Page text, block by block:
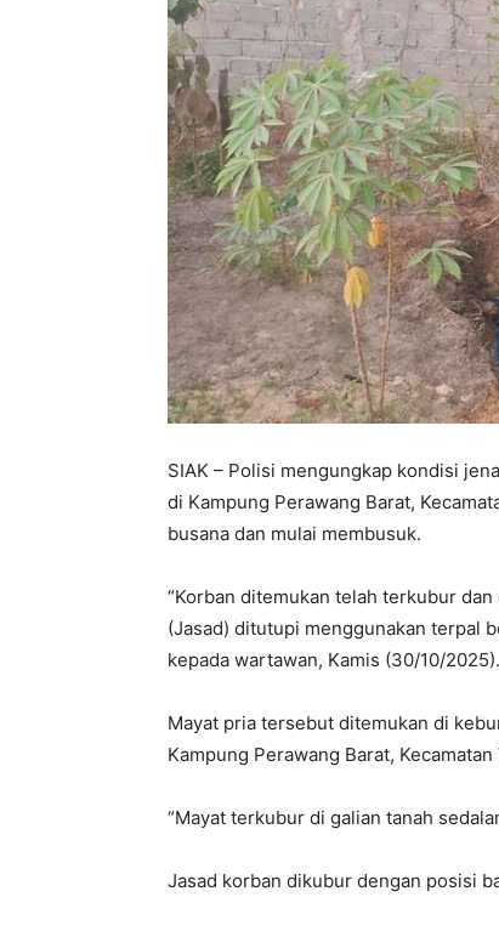
SIAK – Polisi mengungkap kondisi
di Kampung Perawang Barat,
busana dan mulai membusuk.
“Korban ditemukan telah terkubur
(Jasad) ditutupi menggunakan terpal
kepada wartawan, Kamis (30/10/2025).
Mayat pria tersebut ditemukan di
Kampung Perawang Barat,
“Mayat terkubur di galian tanah
Jasad korban dikubur dengan posisi